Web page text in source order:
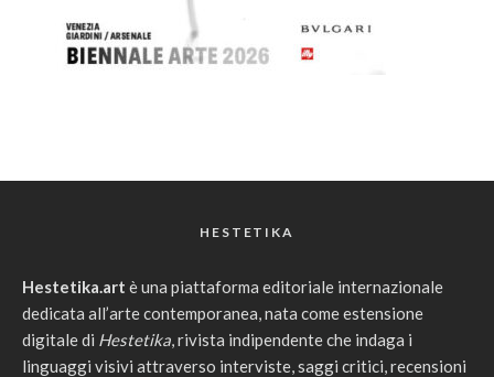
HESTETIKA
Hestetika.art è una piattaforma editoriale internazionale
dedicata all’arte contemporanea, nata come estensione
digitale di Hestetika, rivista indipendente che indaga i
linguaggi visivi attraverso interviste, saggi critici, recensioni